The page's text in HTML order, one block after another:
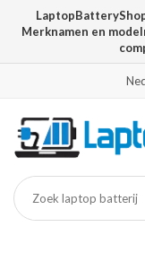
Merknamen en